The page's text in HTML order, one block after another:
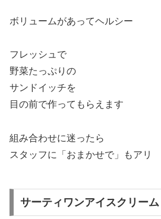
ボリュームがあってヘルシー
フレッシュで
野菜たっぷりの
サンドイッチを
目の前で作ってもらえます
組み合わせに迷ったら
スタッフに「おまかせで」もアリ
サーティワンアイスクリーム